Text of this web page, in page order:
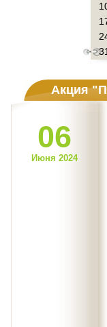
31
Акция
06
Июня 2024